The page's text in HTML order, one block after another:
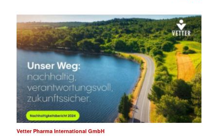
Vetter Pharma International GmbH